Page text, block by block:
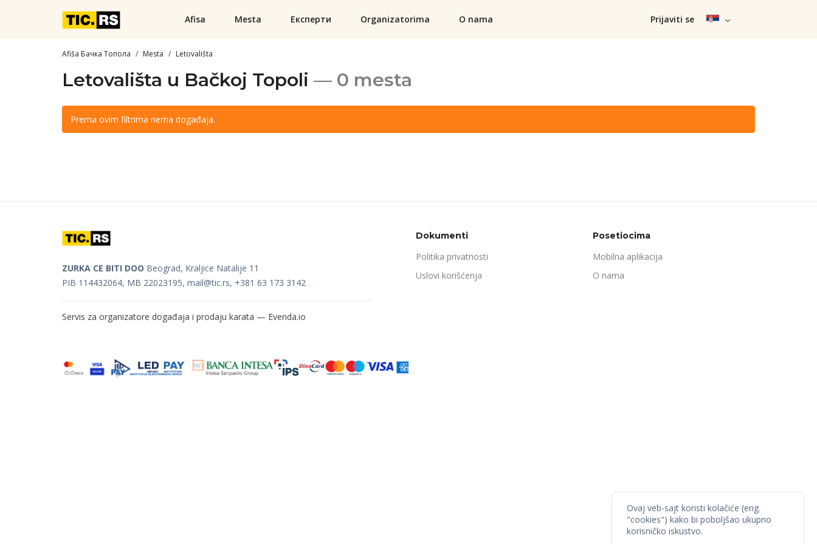
Afisa Mesta Експерти Organizatorima O nama Prijaviti se
Afiša Бачка Топола Mesta Letovališta
Letovališta u Bačkoj Topoli — 0 mesta
Prema ovim filtrima nema događaja.
ZURKA CE BITI DOO Beograd, Kraljice Natalije 11
PIB 114432064, MB 22023195, mail@tic.rs, +381 63 173 3142
Servis za organizatore događaja i prodaju karata — Evenda.io
Dokumenti
Politika privatnosti
Uslovi korišćenja
Posetiocima
Mobilna aplikacija
O nama
Ovaj veb-sajt koristi kolačiće (eng.
"cookies") kako bi poboljšao ukupno
korisničko iskustvo.